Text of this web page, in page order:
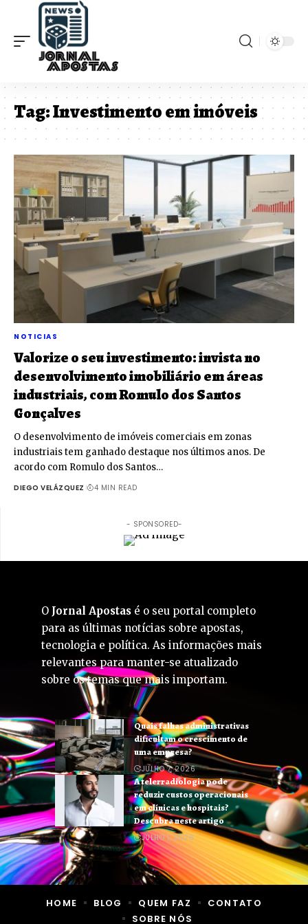
Tag:Investimento em imóveis
NOTICIAS
Valorize o seu investimento: invista no
desenvolvimento imobiliário em áreas
industriais, com Romulo dos Santos
Gonçalves
O desenvolvimento de imóveis comerciais em zonas
industriais tem ganhado destaque nos últimos anos. De
acordo com Romulo dos Santos…
DIEGO VELÁZQUEZ 4 MIN READ
- SPONSORED-
O Jornal Apostas é o seu portal completo
para as últimas notícias sobre apostas,
tecnologia e política. As informações mais
relevantes para manter-se atualizado
sobre os temas que mais importam.
Quais falhas administrativas
dificultam o crescimento de
uma empresa?
JULHO 7, 2026
A telerradiologia pode
reduzir custos operacionais
em clínicas e hospitais?
Descubra neste artigo
JULHO 1, 2026
HOME BLOG QUEM FAZ
CONTATO
SOBRE NÓS